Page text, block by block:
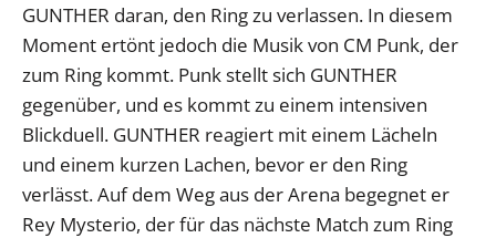
GUNTHER daran, den Ring zu verlassen. In diesem
Moment ertönt jedoch die Musik von CM Punk, der
zum Ring kommt. Punk stellt sich GUNTHER
gegenüber, und es kommt zu einem intensiven
Blickduell. GUNTHER reagiert mit einem Lächeln
und einem kurzen Lachen, bevor er den Ring
verlässt. Auf dem Weg aus der Arena begegnet er
Rey Mysterio, der für das nächste Match zum Ring